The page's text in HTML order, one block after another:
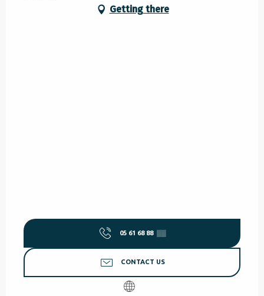
Getting there
05 61 68 88 ▒▒
CONTACT US